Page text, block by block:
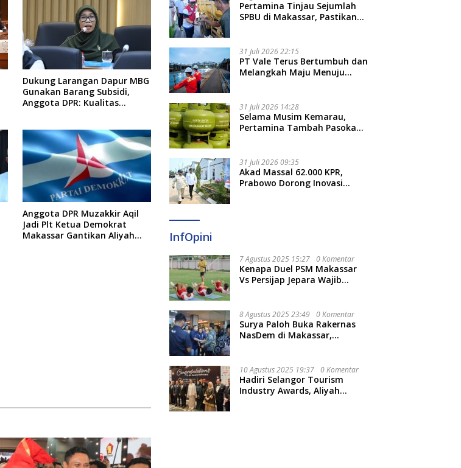
Dukung Larangan Dapur MBG
Gunakan Barang Subsidi,
Anggota DPR: Kualitas
Anggota DPR Muzakkir Aqil
Jadi Plt Ketua Demokrat
Makassar Gantikan Aliyah
Pertamina Tinjau Sejumlah
SPBU di Makassar, Pastikan
31 Juli 2026 22:15
PT Vale Terus Bertumbuh dan
Melangkah Maju Menuju
31 Juli 2026 14:28
Selama Musim Kemarau,
Pertamina Tambah Pasokan
31 Juli 2026 09:35
Akad Massal 62.000 KPR,
Prabowo Dorong Inovasi
InfOpini
7 Agustus 2025 15:27 0 Komentar
Kenapa Duel PSM Makassar
Vs Persijap Jepara Wajib
8 Agustus 2025 23:49 0 Komentar
Surya Paloh Buka Rakernas
NasDem di Makassar,
10 Agustus 2025 19:37 0 Komentar
Hadiri Selangor Tourism
Industry Awards, Aliyah